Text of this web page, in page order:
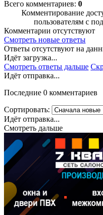
Всего комментариев: 0
Комментирование
пользователям с
Комментарии отсутствуют
Смотреть новые ответы
Ответы отсутствуют на
Идёт загрузка...
Смотреть ответы дальше
Идёт отправка...
Последние 0 комментариев
Сортировать:
Идёт отправка...
Смотреть дальше